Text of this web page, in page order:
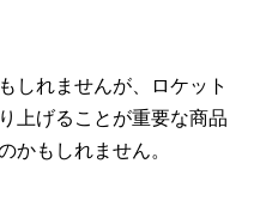
しれませんが、
ロケット
上げることが重要な商品
かもしれません。